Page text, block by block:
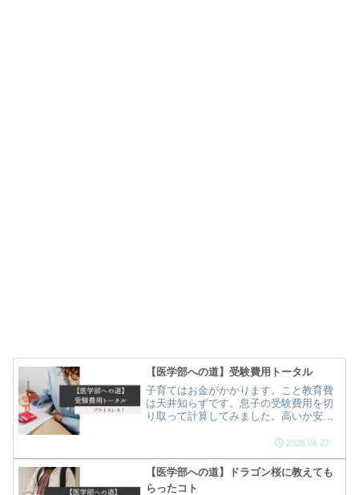
【医学部への道】受験費用トータル
子育てはお金がかかります。こと教育費
は天井知らずです。息子の受験費用を切
り取って計算してみました。高いか安い
2026.06.27
【医学部への道】ドラゴン桜に教えても
らったコト